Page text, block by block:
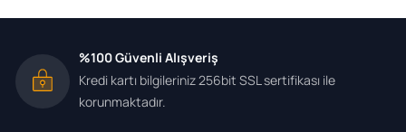
%100 Güvenli Alışveriş
Kredi kartı bilgileriniz 256bit SSL sertifikası ile
korunmaktadır.